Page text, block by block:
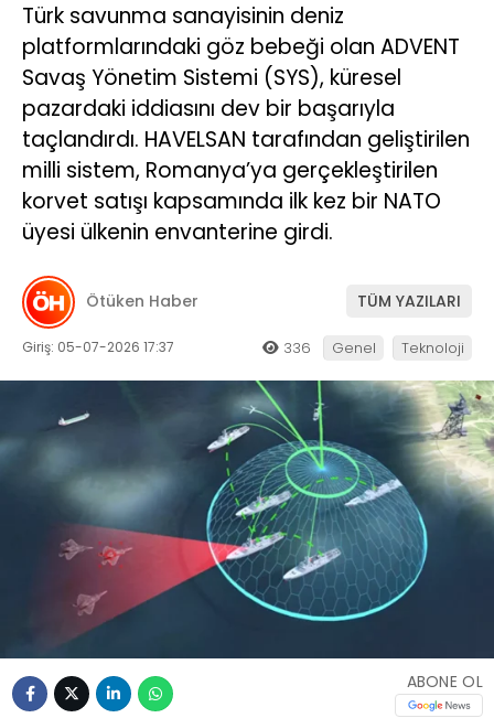
Türk savunma sanayisinin deniz
platformlarındaki göz bebeği olan ADVENT
Savaş Yönetim Sistemi (SYS), küresel
pazardaki iddiasını dev bir başarıyla
taçlandırdı. HAVELSAN tarafından geliştirilen
milli sistem, Romanya’ya gerçekleştirilen
korvet satışı kapsamında ilk kez bir NATO
üyesi ülkenin envanterine girdi.
Ötüken Haber TÜM YAZILARI
Giriş: 05-07-2026 17:37 336 Genel Teknoloji
ABONE OL